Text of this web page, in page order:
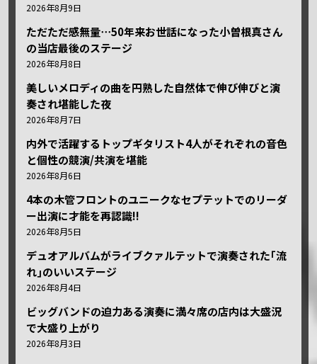
2026年8月9日
ただただ感無量⋯50年来お世話になった小曽根真さん
の当店最後のステージ
2026年8月8日
美しいメロディの曲を円熟した自然体で伸び伸びと演
奏され堪能した夜
2026年8月7日
内外で活躍するトップギタリスト4人がそれぞれの音色
と個性の競演/共演を堪能
2026年8月6日
4本の木管フロントのユニークなセプテットでのリーダ
ー出演に才能を再認識!!
2026年8月5日
デュオアルバムがライブクァルテットで演奏された｢流
れ｣のいいステージ
2026年8月4日
ビッグバンドの迫力ある演奏に満々席の店内は大盛況
で大盛り上がり
2026年8月3日